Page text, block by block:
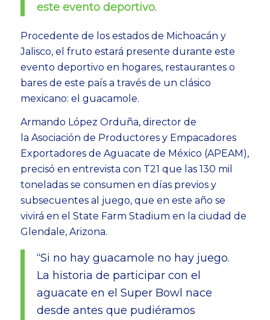
este evento deportivo.
Procedente de los estados de Michoacán y
Jalisco, el fruto estará presente durante este
evento deportivo en hogares, restaurantes o
bares de este país a través de un clásico
mexicano: el guacamole.
Armando López Orduña, director de
la Asociación de Productores y Empacadores
Exportadores de Aguacate de México (APEAM),
precisó en entrevista con T21 que las 130 mil
toneladas se consumen en días previos y
subsecuentes al juego, que en este año se
vivirá en el State Farm Stadium en la ciudad de
Glendale, Arizona.
“Si no hay guacamole no hay juego.
La historia de participar con el
aguacate en el Super Bowl nace
desde antes que pudiéramos